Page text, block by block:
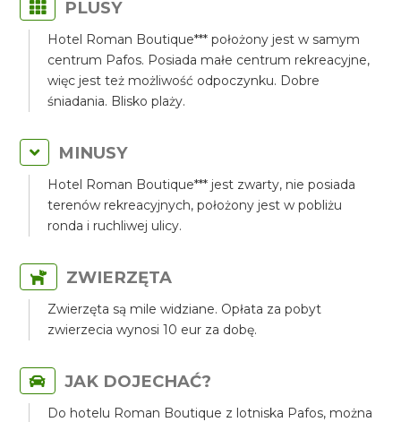
PLUSY
Hotel Roman Boutique*** położony jest w samym
centrum Pafos. Posiada małe centrum rekreacyjne,
więc jest też możliwość odpoczynku. Dobre
śniadania. Blisko plaży.
MINUSY
Hotel Roman Boutique*** jest zwarty, nie posiada
terenów rekreacyjnych, położony jest w pobliżu
ronda i ruchliwej ulicy.
ZWIERZĘTA
Zwierzęta są mile widziane. Opłata za pobyt
zwierzecia wynosi 10 eur za dobę.
JAK DOJECHAĆ?
Do hotelu Roman Boutique z lotniska Pafos, można